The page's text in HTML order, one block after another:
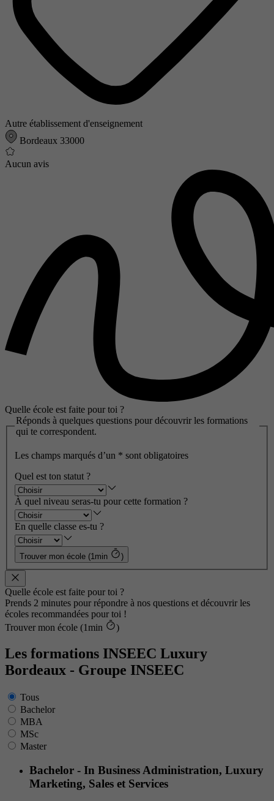
Autre établissement d'enseignement
Bordeaux 33000
Aucun avis
Quelle école est faite pour toi ?
Réponds à quelques questions pour découvrir les formations
qui te correspondent.
Les champs marqués d’un * sont obligatoires
Quel est ton statut ?
À quel niveau seras-tu pour cette formation ?
En quelle classe es-tu ?
Trouver mon école (1min )
Quelle école est faite pour toi ?
Prends 2 minutes pour répondre à nos questions et découvrir les
écoles recommandées pour toi !
Trouver mon école (1min
)
Les formations INSEEC Luxury
Bordeaux - Groupe INSEEC
Tous
Bachelor
MBA
MSc
Master
Bachelor - In Business Administration, Luxury
Marketing, Sales et Services